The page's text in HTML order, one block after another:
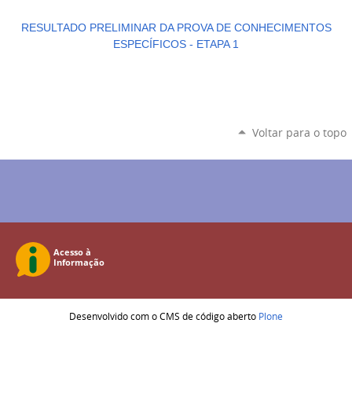
RESULTADO PRELIMINAR DA PROVA DE CONHECIMENTOS
ESPECÍFICOS - ETAPA 1
Voltar para o topo
Desenvolvido com o CMS de código aberto Plone